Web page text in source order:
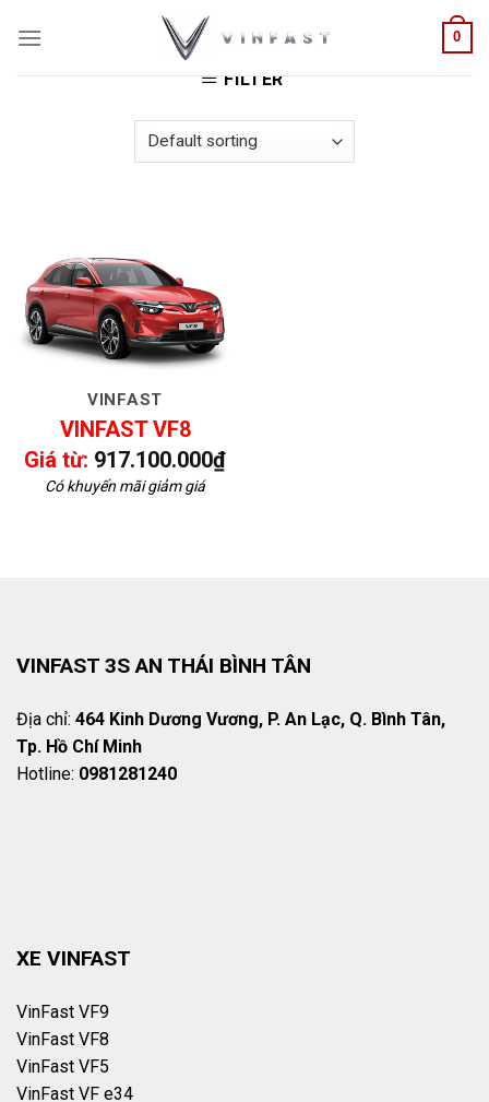
0
PRODUCTS TAGGED “VF8 GIÁ HCM”
FILTER
VINFAST
VINFAST VF8
Giá từ: 917.100.000₫
Có khuyến mãi giảm giá
VINFAST 3S AN THÁI BÌNH TÂN
Địa chỉ: 464 Kinh Dương Vương, P. An Lạc, Q. Bình Tân,
Tp. Hồ Chí Minh
Hotline: 0981281240
XE VINFAST
VinFast VF9
VinFast VF8
VinFast VF5
VinFast VF e34